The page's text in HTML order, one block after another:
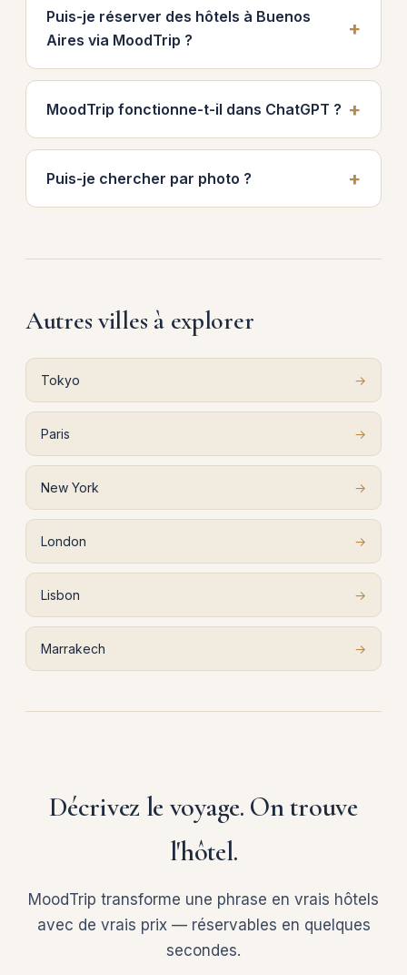
Puis-je réserver des hôtels à Buenos
Aires via MoodTrip ?
MoodTrip fonctionne-t-il dans ChatGPT ?
Puis-je chercher par photo ?
Autres villes à explorer
Tokyo →
Paris →
New York →
London →
Lisbon →
Marrakech →
Décrivez le voyage. On trouve
l'hôtel.
MoodTrip transforme une phrase en vrais hôtels
avec de vrais prix — réservables en quelques
secondes.